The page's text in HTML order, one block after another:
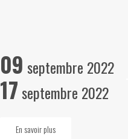
09 septembre 2022
17septembre 2022
En savoir plus